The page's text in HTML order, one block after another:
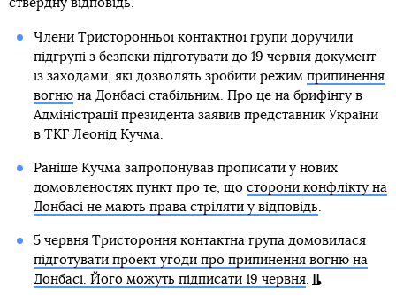
ствердну відповідь.
Члени Тристоронньої контактної групи доручили
підгрупі з безпеки підготувати до 19 червня документ
із заходами, які дозволять зробити режим припинення
вогнюна Донбасі стабільним. Про це на брифінгу в
Адміністрації президента заявив представник України
в ТКГ Леонід Кучма.
Раніше Кучма запропонував прописати у нових
домовленостях пункт про те, що сторони конфлікту на
Донбасі не мають права стріляти у відповідь.
5 червня Тристороння контактна група домовилася
підготувати проект угоди про припинення вогню на
Донбасі. Його можуть підписати 19 червня.